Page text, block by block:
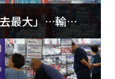
最大」…輸出